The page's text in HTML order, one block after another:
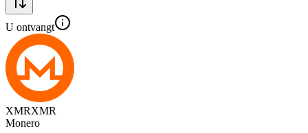
U ontvangt
XMRXMR
Monero